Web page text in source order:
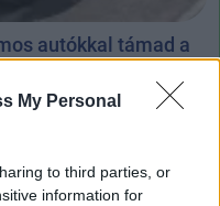
My Personal
to third parties, or
information for
autókkal támad a
az új villanyautók árát